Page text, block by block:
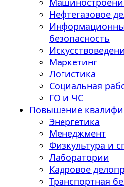
Нефтегазовое
безопасность
Маркетинг
Логистика
Социальная
ГО и ЧС
Повышение
Энергетика
Менеджмент
Физкультура и
Лаборатории
Кадровое
Транспортная